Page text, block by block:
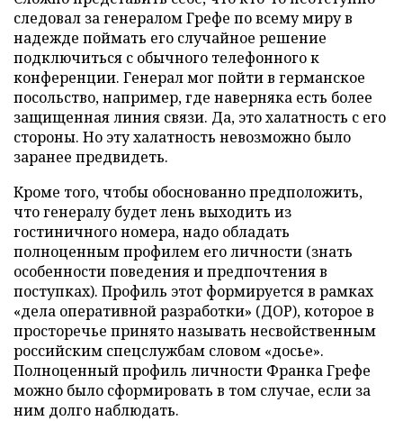
следовал за генералом Грефе по всему миру в
надежде поймать его случайное решение
подключиться с обычного телефонного к
конференции. Генерал мог пойти в германское
посольство, например, где наверняка есть более
защищенная линия связи. Да, это халатность с его
стороны. Но эту халатность невозможно было
заранее предвидеть.
Кроме того, чтобы обоснованно предположить,
что генералу будет лень выходить из
гостиничного номера, надо обладать
полноценным профилем его личности (знать
особенности поведения и предпочтения в
поступках). Профиль этот формируется в рамках
«дела оперативной разработки» (ДОР), которое в
просторечье принято называть несвойственным
российским спецслужбам словом «досье».
Полноценный профиль личности Франка Грефе
можно было сформировать в том случае, если за
ним долго наблюдать.